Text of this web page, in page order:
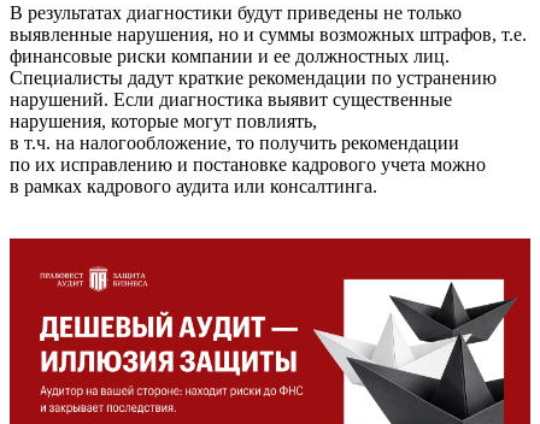
В результатах диагностики будут приведены не только
выявленные нарушения, но и суммы возможных штрафов, т.е.
финансовые риски компании и ее должностных лиц.
Специалисты дадут краткие рекомендации по устранению
нарушений. Если диагностика выявит существенные
нарушения, которые могут повлиять,
в т.ч. на налогообложение, то получить рекомендации
по их исправлению и постановке кадрового учета можно
в рамках кадрового аудита или консалтинга.